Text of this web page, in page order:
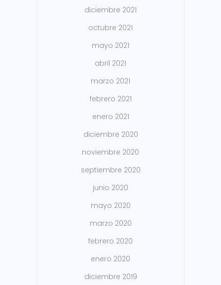
diciembre 2021
octubre 2021
mayo 2021
abril 2021
marzo 2021
febrero 2021
enero 2021
diciembre 2020
noviembre 2020
septiembre 2020
junio 2020
mayo 2020
marzo 2020
febrero 2020
enero 2020
diciembre 2019